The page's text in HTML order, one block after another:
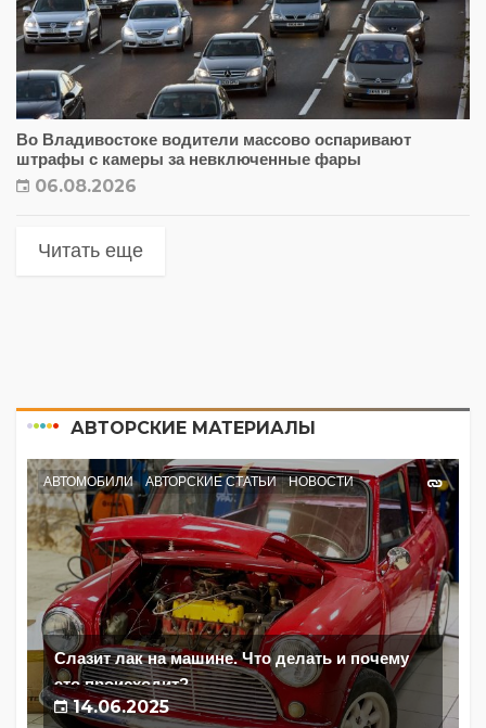
Во Владивостоке водители массово оспаривают
штрафы с камеры за невключенные фары
06.08.2026
Читать еще
АВТОРСКИЕ МАТЕРИАЛЫ
АВТОМОБИЛИ АВТОРСКИЕ СТАТЬИ НОВОСТИ
Слазит лак на машине. Что делать и почему
это происходит?
14.06.2025